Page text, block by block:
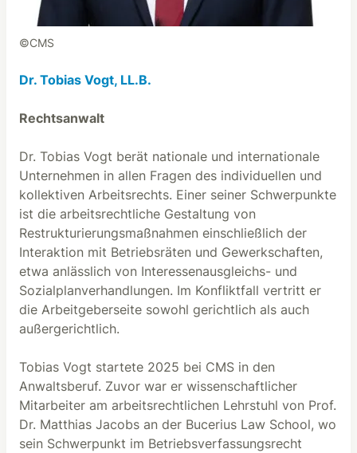
©CMS
Dr. Tobias Vogt, LL.B.
Rechtsanwalt
Dr. Tobias Vogt berät nationale und internationale
Unternehmen in allen Fragen des individuellen und
kollektiven Arbeitsrechts. Einer seiner Schwerpunkte
ist die arbeitsrechtliche Gestaltung von
Restrukturierungsmaßnahmen einschließlich der
Interaktion mit Betriebsräten und Gewerkschaften,
etwa anlässlich von Interessenausgleichs- und
Sozialplanverhandlungen. Im Konfliktfall vertritt er
die Arbeitgeberseite sowohl gerichtlich als auch
außergerichtlich.
Tobias Vogt startete 2025 bei CMS in den
Anwaltsberuf. Zuvor war er wissenschaftlicher
Mitarbeiter am arbeitsrechtlichen Lehrstuhl von Prof.
Dr. Matthias Jacobs an der Bucerius Law School, wo
sein Schwerpunkt im Betriebsverfassungsrecht